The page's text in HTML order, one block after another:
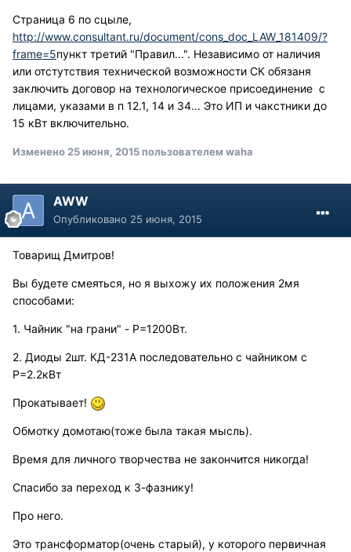
Страница 6 по сцыле,
http://www.consultant.ru/document/cons_doc_LAW_181409/?
frame=5пункт третий "Правил...". Независимо от наличия
или отстутствия технической возможности СК обязаня
заключить договор на технологическое присоединение с
лицами, указами в п 12.1, 14 и 34... Это ИП и чакстники до
15 кВт включительно.
Изменено 25 июня, 2015пользователем waha
AWW
Опубликовано 25 июня, 2015
Товарищ Дмитров!
Вы будете смеяться, но я выхожу их положения 2мя
способами:
1. Чайник "на грани" - P=1200Вт.
2. Диоды 2шт. КД-231А последовательно с чайником c
P=2.2кВт
Прокатывает!
Обмотку домотаю(тоже была такая мысль).
Время для личного творчества не закончится никогда!
Спасибо за переход к 3-фазнику!
Про него.
Это трансформатор(очень старый), у которого первичная